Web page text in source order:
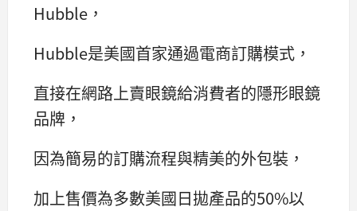
Hubble，
Hubble是美國首家通過電商訂購模式，
直接在網路上賣眼鏡給消費者的隱形眼鏡
品牌，
因為簡易的訂購流程與精美的外包裝，
加上售價為多數美國日拋產品的50%以